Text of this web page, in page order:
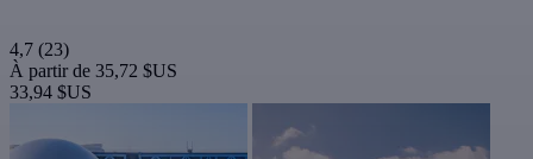
4,7 (23)
À partir de 35,72 $US
33,94 $US